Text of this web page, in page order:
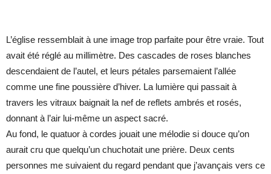
L’église ressemblait à une image trop parfaite pour être vraie. Tout
avait été réglé au millimètre. Des cascades de roses blanches
descendaient de l’autel, et leurs pétales parsemaient l’allée
comme une fine poussière d’hiver. La lumière qui passait à
travers les vitraux baignait la nef de reflets ambrés et rosés,
donnant à l’air lui-même un aspect sacré.
Au fond, le quatuor à cordes jouait une mélodie si douce qu’on
aurait cru que quelqu’un chuchotait une prière. Deux cents
personnes me suivaient du regard pendant que j’avançais vers ce